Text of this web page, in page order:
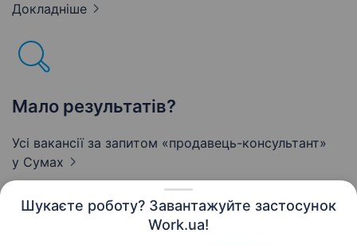
Шукаєте роботу? Завантажуйте застосунок
Work.ua!
Докладніше
Мало результатів?
Усі вакансії за запитом «продавець-консультант»
у Сумах